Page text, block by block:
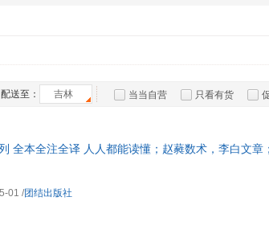
配送至： 吉林 当当自营 只看有货
全本全注全译 人人都能读懂；赵蕤数术，李白文章
01 /团结出版社